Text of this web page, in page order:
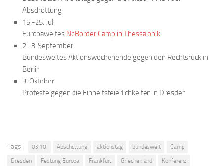
Abschottung
15.-25. Juli
Europaweites NoBorder Camp in Thessaloniki
2.-3. September
Bundesweites Aktionswochenende gegen den Rechtsruck in
Berlin
3. Oktober
Proteste gegen die Einheitsfeierlichkeiten in Dresden
Tags: 03.10. Abschottung aktionstag bundesweit
Camp
Dresden
Festung Europa Frankfurt Griechenland
Konferenz